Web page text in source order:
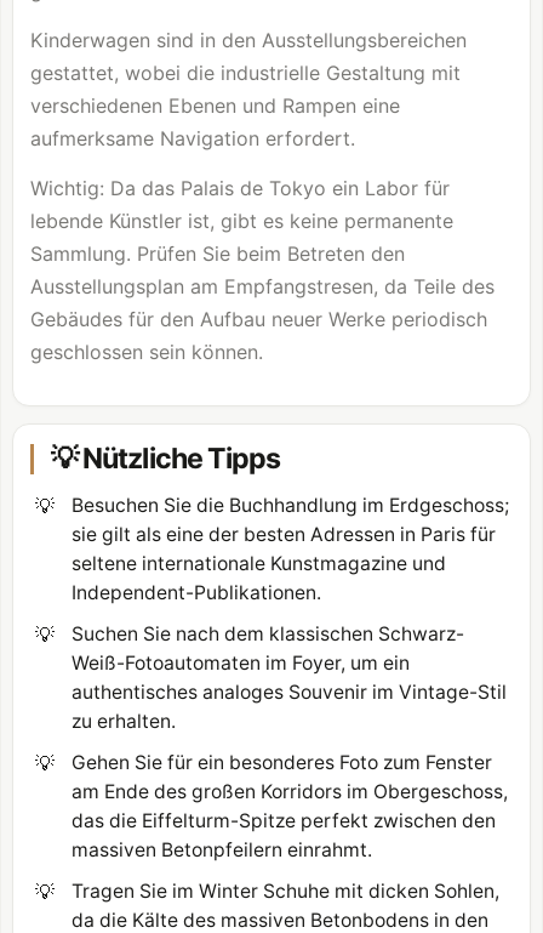
Kinderwagen sind in den Ausstellungsbereichen
gestattet, wobei die industrielle Gestaltung mit
verschiedenen Ebenen und Rampen eine
aufmerksame Navigation erfordert.
Wichtig: Da das Palais de Tokyo ein Labor für
lebende Künstler ist, gibt es keine permanente
Sammlung. Prüfen Sie beim Betreten den
Ausstellungsplan am Empfangstresen, da Teile des
Gebäudes für den Aufbau neuer Werke periodisch
geschlossen sein können.
💡 Nützliche Tipps
💡
Besuchen Sie die Buchhandlung im Erdgeschoss;
sie gilt als eine der besten Adressen in Paris für
seltene internationale Kunstmagazine und
Independent-Publikationen.
💡
Suchen Sie nach dem klassischen Schwarz-
Weiß-Fotoautomaten im Foyer, um ein
authentisches analoges Souvenir im Vintage-Stil
zu erhalten.
💡
Gehen Sie für ein besonderes Foto zum Fenster
am Ende des großen Korridors im Obergeschoss,
das die Eiffelturm-Spitze perfekt zwischen den
massiven Betonpfeilern einrahmt.
💡
Tragen Sie im Winter Schuhe mit dicken Sohlen,
da die Kälte des massiven Betonbodens in den